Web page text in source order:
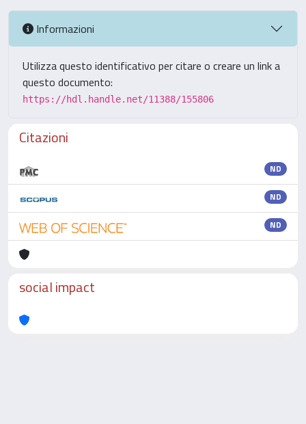
Informazioni
Utilizza questo identificativo per citare o creare un link a
questo documento:
https://hdl.handle.net/11388/155806
Citazioni
ND
ND
ND
social impact